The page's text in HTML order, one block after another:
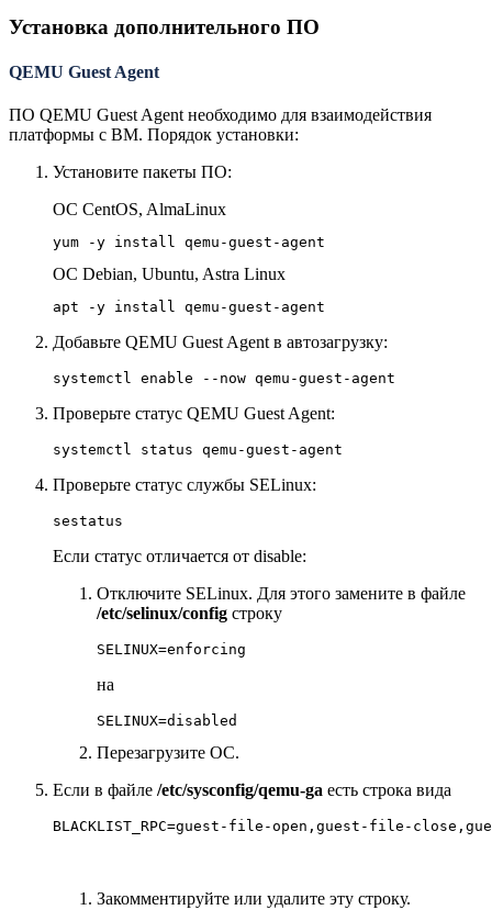
Установка дополнительного ПО
QEMU Guest Agent
ПО QEMU Guest Agent необходимо для взаимодействия
платформы с ВМ. Порядок установки:
Установите пакеты ПО:
ОС CentOS, AlmaLinux
yum -y install qemu-guest-agent
ОС Debian, Ubuntu, Astra Linux
apt -y install qemu-guest-agent
Добавьте QEMU Guest Agent в автозагрузку:
systemctl enable --now qemu-guest-agent
Проверьте статус QEMU Guest Agent:
systemctl status qemu-guest-agent
Проверьте статус службы SELinux:
sestatus
Если статус отличается от disable:
Отключите SELinux. Для этого замените в файле
/etc/selinux/config строку
SELINUX=enforcing
на
SELINUX=disabled
Перезагрузите ОС.
Если в файле /etc/sysconfig/qemu-ga есть строка вида
BLACKLIST_RPC=guest-file-open,guest-file-
Закомментируйте или удалите эту строку.